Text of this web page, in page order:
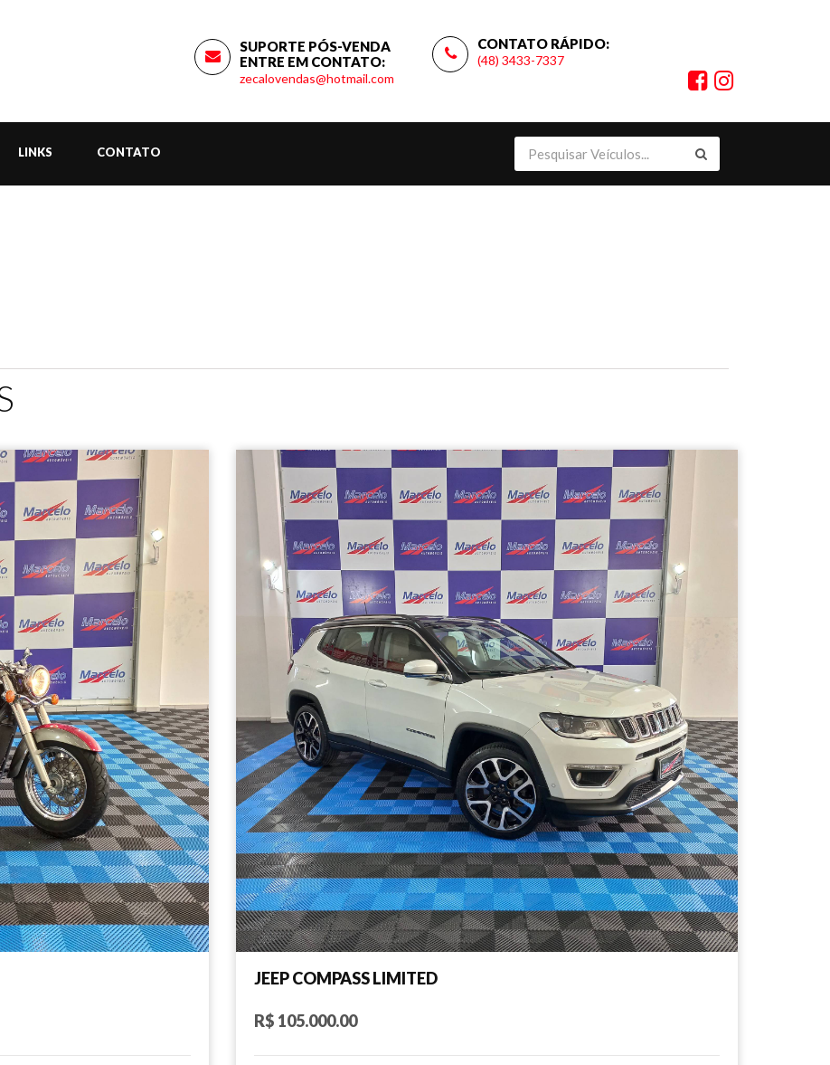
SUPORTE PÓS-VENDA
ENTRE EM CONTATO:
zecalovendas@hotmail.com
CONTATO RÁPIDO:
(48) 3433-7337
LINKS CONTATO
JEEP COMPASS LIMITED
R$ 105.000.00